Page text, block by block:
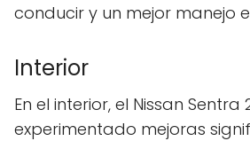
conducir y un mejor manejo
Interior
En el interior, el Nissan Sentra
experimentado mejoras